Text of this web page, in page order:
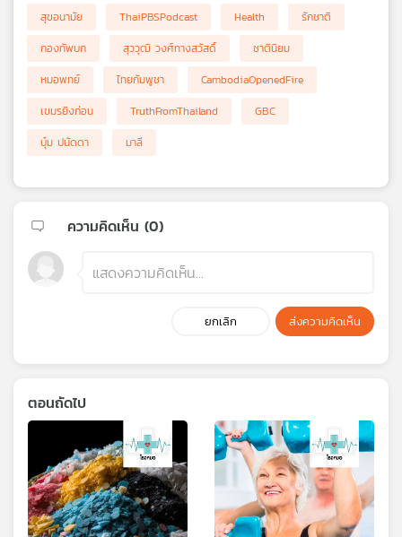
สุขอนามัย
ThaiPBSPodcast Health
รักชาติ
กองทัพบก
สุววุฒิ วงศ์ทางสวัสดิ์
ชาตินิยม
หมอพทย์
ไทยกัมพูชา
CambodiaOpenedFire
เขมรยิงก่อน
TruthFromThailand
GBC
บุ๋ม ปนัดดา
มาลี
ความคิดเห็น (0)
ยกเลิก ส่งความคิดเห็น
ตอนถัดไป